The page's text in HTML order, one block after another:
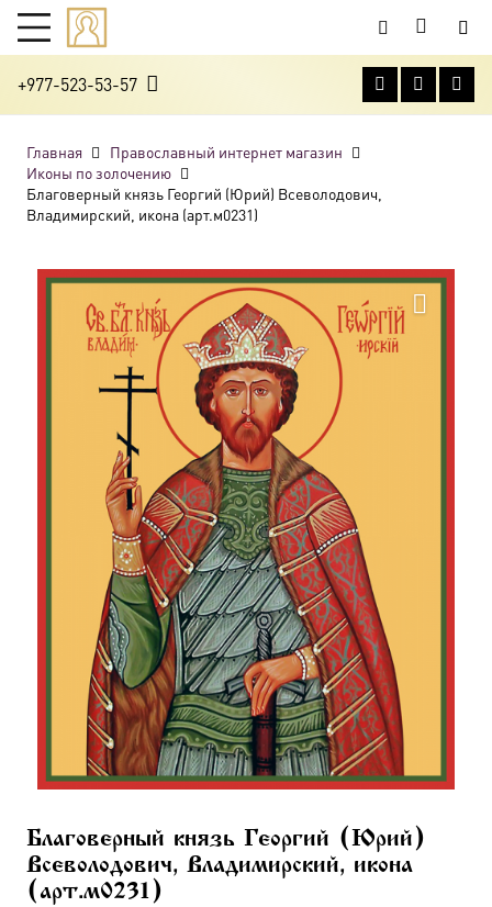
+977-523-53-57
Главная
Православный интернет магазин
Иконы по золочению
Благоверный князь Георгий (Юрий) Всеволодович,
Владимирский, икона (арт.м0231)
Благоверный князь Георгий (Юрий)
Всеволодович, Владимирский, икона
(арт.м0231)